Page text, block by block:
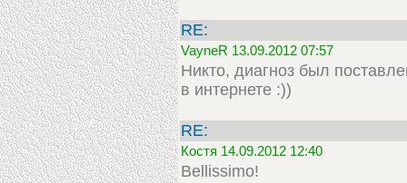
RE:
VayneR 13.09.2012 07:57
Никто, диагноз был
в интернете :))
RE:
Костя 14.09.2012 12:40
Bellissimo!